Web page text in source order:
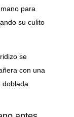
para
su culito
se
con una
doblada